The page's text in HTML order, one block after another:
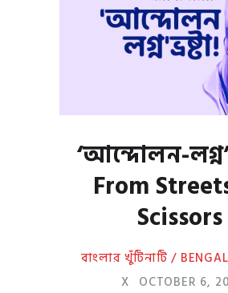
‘আন্দোলন-
From
Scissors
বাংলার খুঁটিনাটি /
X OCTOBER 6,